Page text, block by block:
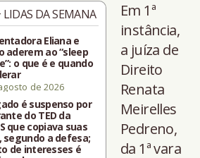
DA SEMANA
Eliana e
aderem ao “sleep
o que é e quando
de 2026
é suspenso por
do TED da
que copiava suas
segundo a defesa;
de interesses é
Em 1ª
instância,
a juíza de
Direito
Renata
Meirelles
Pedreno,
da 1ª vara